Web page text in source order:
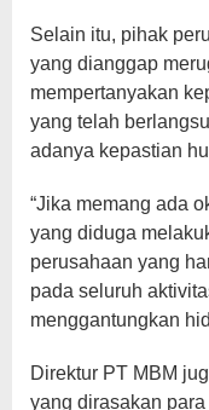
Selain itu, pihak
yang dianggap
mempertanyakan
yang telah
adanya kepastian
“Jika memang ada
yang diduga
perusahaan yang
pada seluruh
menggantungkan
Direktur PT MBM
yang dirasakan